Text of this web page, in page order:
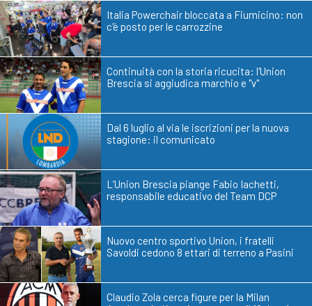
Italia Powerchair bloccata a Fiumicino: non
c'è posto per le carrozzine
Continuità con la storia ricucita: l'Union
Brescia si aggiudica marchio e "v"
Dal 6 luglio al via le iscrizioni per la nuova
stagione: il comunicato
L’Union Brescia piange Fabio Iachetti,
responsabile educativo del Team DCP
Nuovo centro sportivo Union, i fratelli
Savoldi cedono 8 ettari di terreno a Pasini
Claudio Zola cerca figure per la Milan